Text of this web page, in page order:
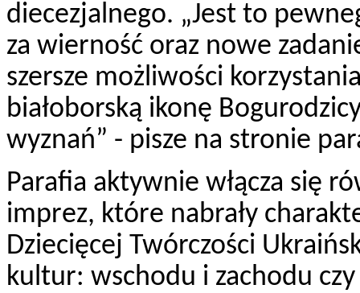
diecezjalnego. „Jest to
za wierność oraz nowe
szersze możliwości
białoborską ikonę
wyznań” - pisze na stronie
Parafia aktywnie włącza się
imprez, które nabrały
Dziecięcej Twórczości
kultur: wschodu i zachodu